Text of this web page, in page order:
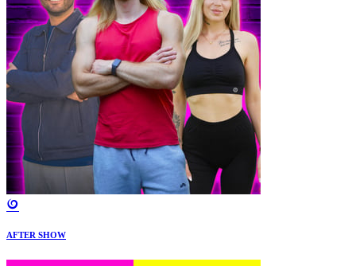
AFTER SHOW